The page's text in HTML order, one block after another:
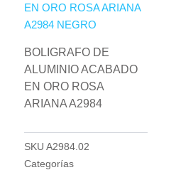
EN ORO ROSA ARIANA
A2984 NEGRO
BOLIGRAFO DE
ALUMINIO ACABADO
EN ORO ROSA
ARIANA A2984
SKU A2984.02
Categorías